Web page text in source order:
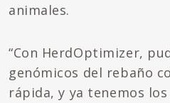
animales.
“Con HerdOptimizer,
genómicos del rebaño
rápida, y ya tenemos